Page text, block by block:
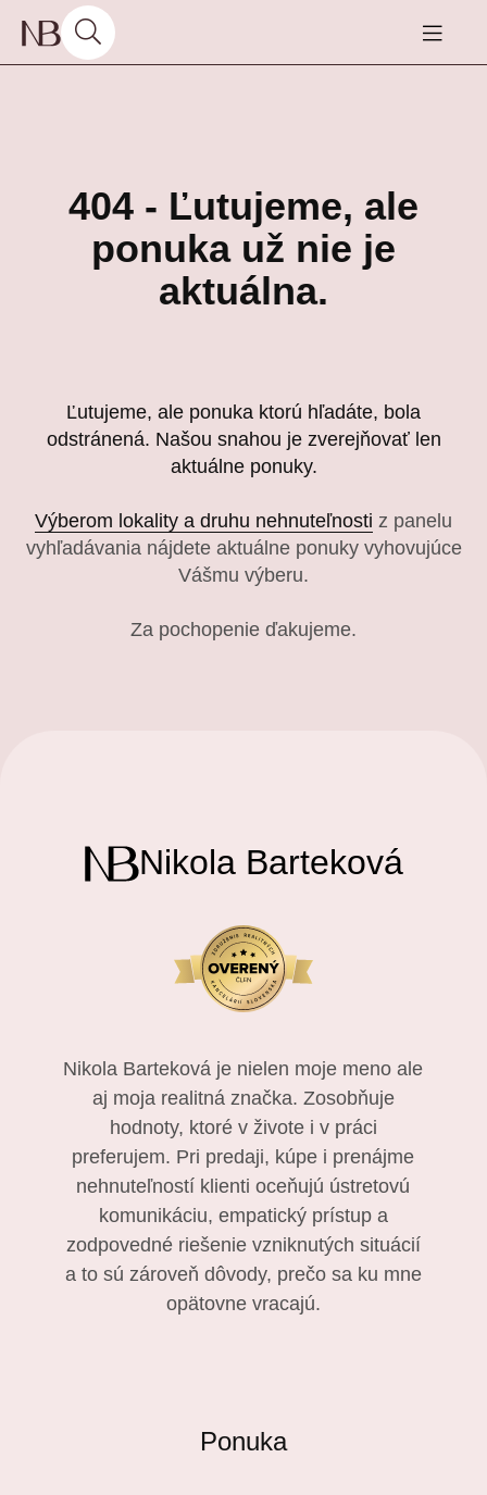
404 - Ľutujeme, ale
ponuka už nie je
aktuálna.
Ľutujeme, ale ponuka ktorú hľadáte, bola
odstránená. Našou snahou je zverejňovať len
aktuálne ponuky.
Výberom lokality a druhu nehnuteľnosti z panelu
vyhľadávania nájdete aktuálne ponuky vyhovujúce
Vášmu výberu.
Za pochopenie ďakujeme.
Nikola Barteková
Nikola Barteková je nielen moje meno ale
aj moja realitná značka. Zosobňuje
hodnoty, ktoré v živote i v práci
preferujem. Pri predaji, kúpe i prenájme
nehnuteľností klienti oceňujú ústretovú
komunikáciu, empatický prístup a
zodpovedné riešenie vzniknutých situácií
a to sú zároveň dôvody, prečo sa ku mne
opätovne vracajú.
Ponuka